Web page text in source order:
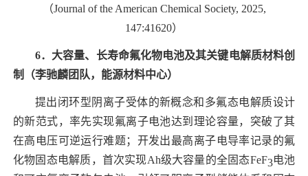
（Journal of the American Chemical Society, 2025,
147:41620）
6．大容量、长寿命氟化物电池及其关键电解质材料创
制（李驰麟团 队，能源材料中心）
提出闭环型阴离子受体的新概念和多氟态电解质设计
的新范式，率先实现氟离子电池达到理论容量，突破了其
在高电压可逆运行难题；开发出最高离子电导率记录的氟
化物固态电解质，首次实现Ah级大容量的全固态FeF3电池